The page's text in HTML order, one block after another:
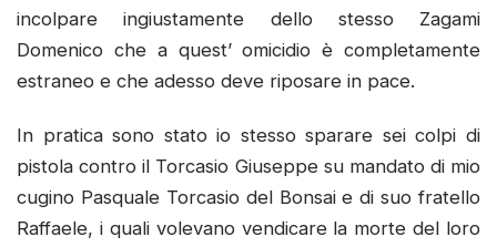
incolpare ingiustamente dello stesso Zagami
Domenico che a quest’ omicidio è completamente
estraneo e che adesso deve riposare in pace.
In pratica sono stato io stesso sparare sei colpi di
pistola contro il Torcasio Giuseppe su mandato di mio
cugino Pasquale Torcasio del Bonsai e di suo fratello
Raffaele, i quali volevano vendicare la morte del loro